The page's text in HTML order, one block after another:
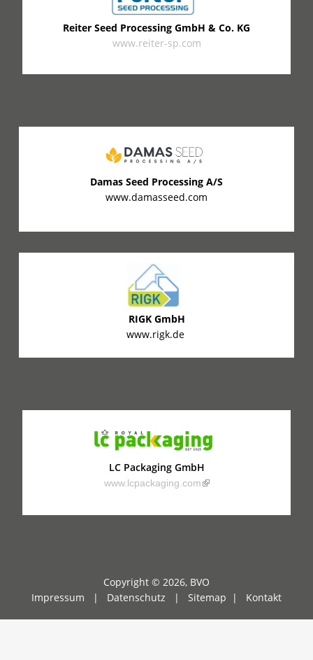
Reiter Seed Processing GmbH & Co. KG
www.reiter-sp.com
Damas Seed Processing A/S
www.damasseed.com
RIGK GmbH
www.rigk.de
LC Packaging GmbH
www.lcpackaging.com(link is external)
Copyright © 2026, BVO
Impressum | Datenschutz | Sitemap | Kontakt